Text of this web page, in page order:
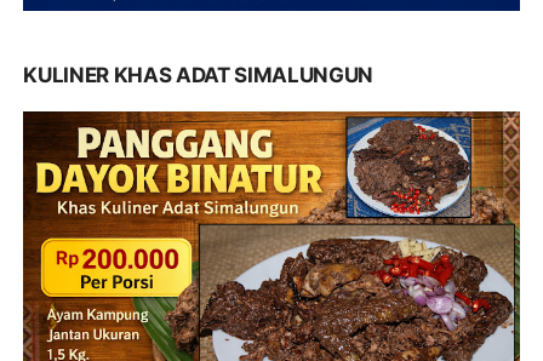
KULINER KHAS ADAT SIMALUNGUN